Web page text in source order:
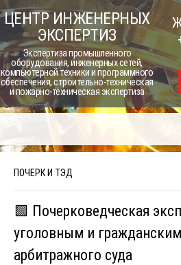
Skip
to
content
ЦЕНТР ИНЖЕНЕРНЫХ
ЭКСПЕРТИЗ
Экспертиза промышленного
оборудования, инженерных сетей,
компьютерной техники и программного
обеспечения, строительно-техническая
и пожарно-техническая экспертиза
ПОЧЕРК И ТЭД
🟩 Почерковедческая
уголовным и
арбитражного суда